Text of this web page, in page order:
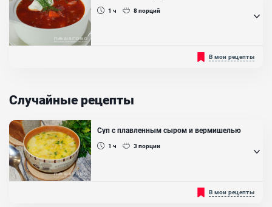
1 ч 8порций
Содержит большое количество свеклы, которая придает блюду
В мои рецепты
Случайные рецепты
Суп с плавленным сыром и вермишелью
1 ч 3порции
Что может быть ароматнее и вкуснее лёгкого куриного супчика с
сыром и вермишелью? Если вы ещё не готовили по этому
В мои рецепты